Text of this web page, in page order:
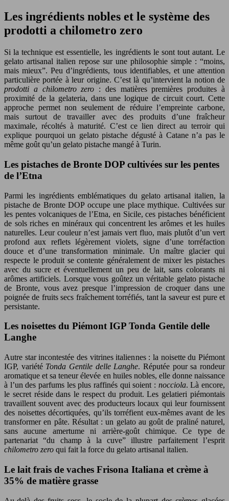
Les ingrédients nobles et le système des
prodotti a chilometro zero
Si la technique est essentielle, les ingrédients le sont tout autant. Le
gelato artisanal italien repose sur une philosophie simple : “moins,
mais mieux”. Peu d’ingrédients, tous identifiables, et une attention
particulière portée à leur origine. C’est là qu’intervient la notion de
prodotti a chilometro zero : des matières premières produites à
proximité de la gelateria, dans une logique de circuit court. Cette
approche permet non seulement de réduire l’empreinte carbone,
mais surtout de travailler avec des produits d’une fraîcheur
maximale, récoltés à maturité. C’est ce lien direct au terroir qui
explique pourquoi un gelato pistache dégusté à Catane n’a pas le
même goût qu’un gelato pistache mangé à Turin.
Les pistaches de Bronte DOP cultivées sur les pentes
de l’Etna
Parmi les ingrédients emblématiques du gelato artisanal italien, la
pistache de Bronte DOP occupe une place mythique. Cultivées sur
les pentes volcaniques de l’Etna, en Sicile, ces pistaches bénéficient
de sols riches en minéraux qui concentrent les arômes et les huiles
naturelles. Leur couleur n’est jamais vert fluo, mais plutôt d’un vert
profond aux reflets légèrement violets, signe d’une torréfaction
douce et d’une transformation minimale. Un maître glacier qui
respecte le produit se contente généralement de mixer les pistaches
avec du sucre et éventuellement un peu de lait, sans colorants ni
arômes artificiels. Lorsque vous goûtez un véritable gelato pistache
de Bronte, vous avez presque l’impression de croquer dans une
poignée de fruits secs fraîchement torréfiés, tant la saveur est pure et
persistante.
Les noisettes du Piémont IGP Tonda Gentile delle
Langhe
Autre star incontestée des vitrines italiennes : la noisette du Piémont
IGP, variété Tonda Gentile delle Langhe. Réputée pour sa rondeur
aromatique et sa teneur élevée en huiles nobles, elle donne naissance
à l’un des parfums les plus raffinés qui soient : nocciola. Là encore,
le secret réside dans le respect du produit. Les gelatieri piémontais
travaillent souvent avec des producteurs locaux qui leur fournissent
des noisettes décortiquées, qu’ils torréfient eux-mêmes avant de les
transformer en pâte. Résultat : un gelato au goût de praliné naturel,
sans aucune amertume ni arrière-goût chimique. Ce type de
partenariat “du champ à la cuve” illustre parfaitement l’esprit
chilometro zero qui fait la force du gelato artisanal italien.
Le lait frais de vaches Frisona Italiana et crème à
35% de matière grasse